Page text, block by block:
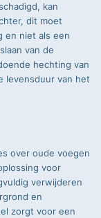
kan
dit moet
en niet als een
van de
hechting van
levensduur van het
over oude voegen
voor
verwijderen
en
zorgt voor een